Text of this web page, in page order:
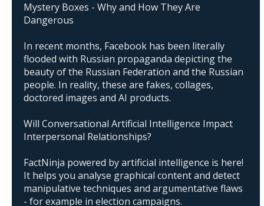
Mystery Boxes - Why and How They Are
Dangerous
In recent months, Facebook has been literally
flooded with Russian propaganda depicting the
beauty of the Russian Federation and the Russian
people. In reality, these are fakes, collages,
doctored images and AI products.
Will Conversational Artificial Intelligence Impact
Interpersonal Relationships?
FactNinja powered by artificial intelligence is here!
It helps you analyse graphical content and detect
manipulative techniques and argumentative flaws
- for example in election campaigns.